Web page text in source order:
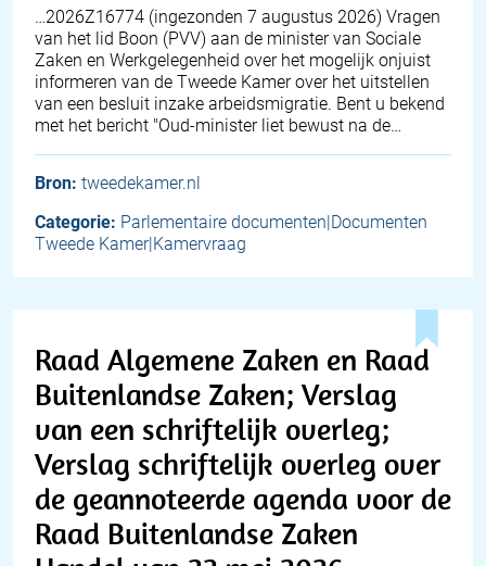
… 2026Z16774 (ingezonden 7 augustus 2026) Vragen
van het lid Boon (PVV) aan de minister van Sociale
Zaken en Werkgelegenheid over het mogelijk onjuist
informeren van de Tweede Kamer over het uitstellen
van een besluit inzake arbeidsmigratie. Bent u bekend
met het bericht "Oud-minister liet bewust na de…
Bron: tweedekamer.nl
Categorie: Parlementaire documenten|Documenten
Tweede Kamer|Kamervraag
Raad Algemene Zaken en Raad
Buitenlandse Zaken; Verslag
van een schriftelijk overleg;
Verslag schriftelijk overleg over
de geannoteerde agenda voor de
Raad Buitenlandse Zaken